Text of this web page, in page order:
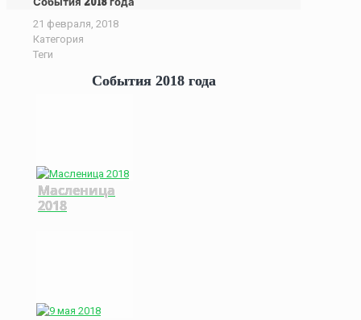
21 февраля, 2018
Категория
Теги
События 2018 года
Масленица
2018